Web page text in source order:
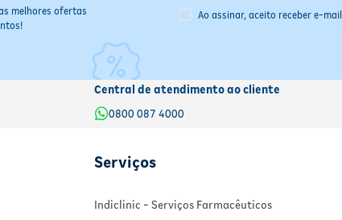
continuar o
de dúvida, consulte o farmacêutico ou médico responsável antes
melhores ofertas
Ao assinar, aceito receber e-
Central de atendimento ao cliente
0800 087 4000
Serviços
Indiclinic - Serviços Farmacêuticos